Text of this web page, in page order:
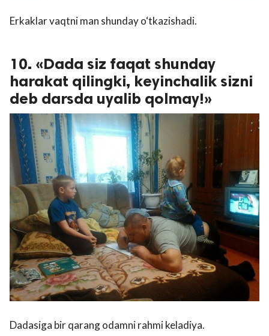
Erkaklar vaqtni man shunday o‘tkazishadi.
10. «Dada siz faqat shunday
harakat qilingki, keyinchalik sizni
deb darsda uyalib qolmay!»
Dadasiga bir qarang odamni rahmi keladiya.